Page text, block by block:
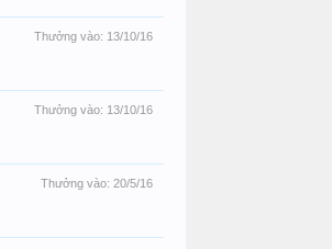
Thưởng vào: 13/10/16
Thưởng vào: 13/10/16
Thưởng vào: 20/5/16